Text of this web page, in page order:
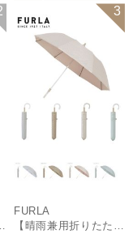
送料無料
ギフト向け
3
FURLA